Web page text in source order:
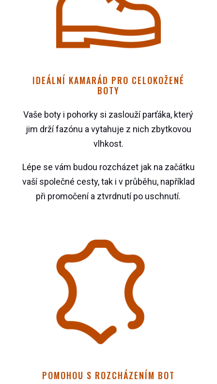
IDEÁLNÍ KAMARÁD PRO CELOKOŽENÉ
BOTY
Vaše boty i pohorky si zaslouží parťáka, který
jim drží fazónu a vytahuje z nich zbytkovou
vlhkost.
Lépe se vám budou rozcházet jak na začátku
vaší společné cesty, tak i v průběhu, například
při promočení a ztvrdnutí po uschnutí.
POMOHOU S ROZCHÁZENÍM BOT